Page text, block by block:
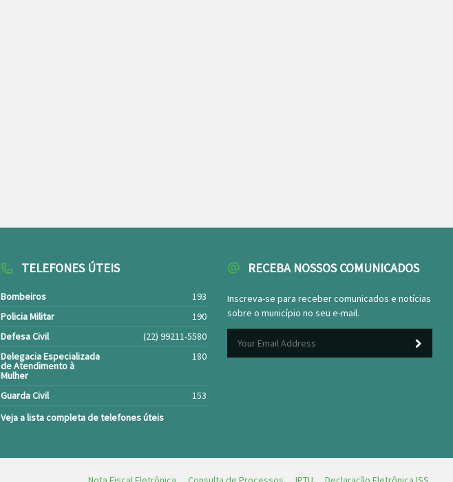
TELEFONES ÚTEIS
Bombeiros
193
Policia Militar
190
Defesa Civil
(22) 99211-5580
Delegacia Especializada
de Atendimento à
Mulher
180
Guarda Civil
153
Veja a lista completa de telefones úteis
RECEBA NOSSOS COMUNICADOS
Inscreva-se para receber comunicados e notícias
sobre o município no seu e-mail.